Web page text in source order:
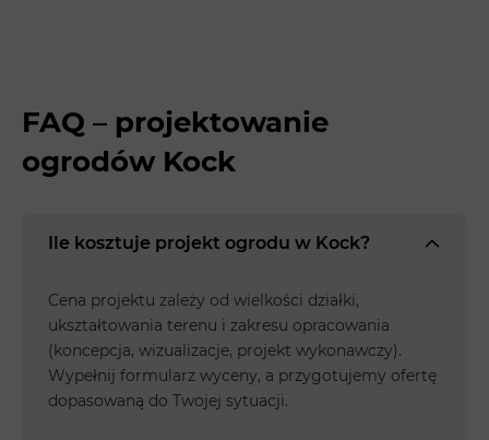
FAQ – projektowanie
ogrodów Kock
Ile kosztuje projekt ogrodu w Kock?
Cena projektu zależy od wielkości działki,
ukształtowania terenu i zakresu opracowania
(koncepcja, wizualizacje, projekt wykonawczy).
Wypełnij formularz wyceny, a przygotujemy ofertę
dopasowaną do Twojej sytuacji.